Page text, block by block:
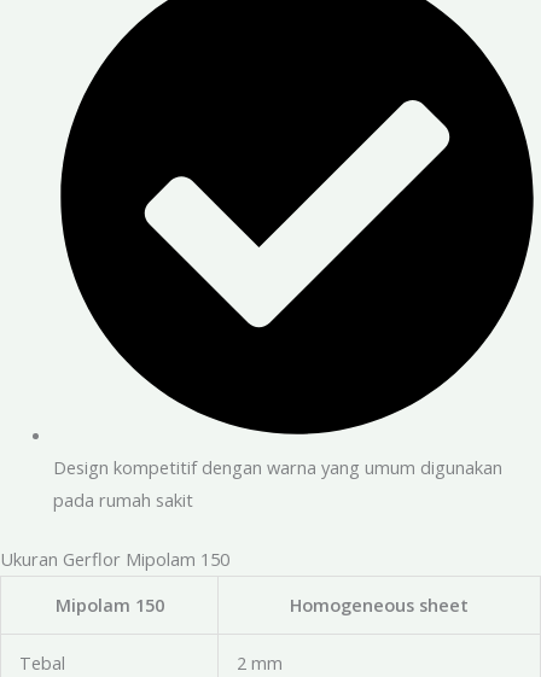
Design kompetitif dengan warna yang umum digunakan
pada rumah sakit
Ukuran Gerflor Mipolam 150
Mipolam 150
Homogeneous sheet
Tebal 2 mm